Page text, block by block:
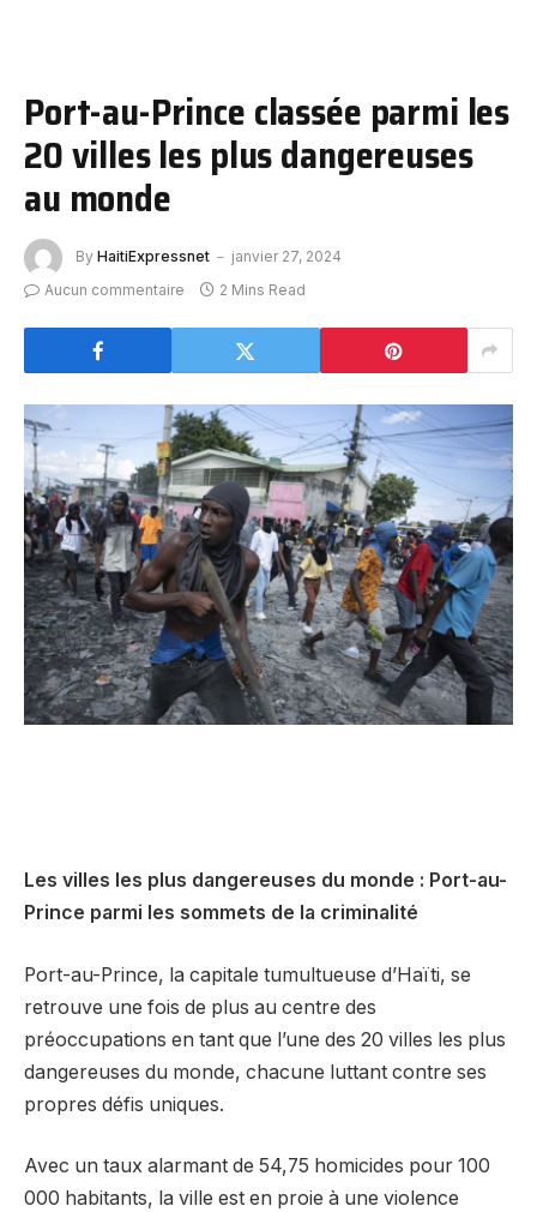
Port-au-Prince classée parmi les
20 villes les plus dangereuses
au monde
By HaitiExpressnet
janvier 27, 2024
Aucun commentaire
2 Mins Read
Les villes les plus dangereuses du monde : Port-au-
Prince parmi les sommets de la criminalité
Port-au-Prince, la capitale tumultueuse d’Haïti, se
retrouve une fois de plus au centre des
préoccupations en tant que l’une des 20 villes les plus
dangereuses du monde, chacune luttant contre ses
propres défis uniques.
Avec un taux alarmant de 54,75 homicides pour 100
000 habitants, la ville est en proie à une violence